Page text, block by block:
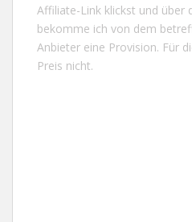
Affiliate-Link klickst und über
bekomme ich von dem
Anbieter eine Provision. Für
Preis nicht.